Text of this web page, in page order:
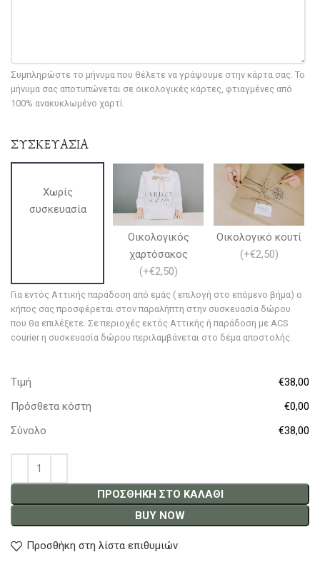
Συμπληρώστε το μήνυμα που θέλετε να γράψουμε στην κάρτα σας. Το
μήνυμα σας αποτυπώνεται σε οικολογικές κάρτες, φτιαγμένες από
100% ανακυκλωμένο χαρτί.
ΣΥΣΚΕΥΑΣΙΑ
Χωρίς
συσκευασία
Οικολογικός
χαρτόσακος
(+€2,50)
Οικολογικό κουτί
(+€2,50)
Για εντός Αττικής παράδοση από εμάς ( επιλογή στο επόμενο βήμα) ο
κήπος σας προσφέρεται στον παραλήπτη στην συσκευασία δώρου
που θα επιλέξετε. Σε περιοχές εκτός Αττικής ή παράδοση με ACS
courier η συσκευασία δώρου περιλαμβάνεται στο δέμα αποστολής.
Τιμή
€38,00
Πρόσθετα κόστη
€0,00
Σύνολο
€38,00
ΠΡΟΣΘΉΚΗ ΣΤΟ ΚΑΛΆΘΙ
BUY NOW
Προσθήκη στη λίστα επιθυμιών